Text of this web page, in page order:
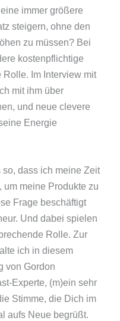
immer größere
steigern, ohne den
zu müssen? Bei
kostenpflichtige
Im Interview mit
mit ihm über
und neue clevere
Energie
dass ich meine Zeit
um meine Produkte zu
Frage beschäftigt
Und dabei spielen
Rolle. Zur
ich in diesem
von Gordon
Experte, (m)ein sehr
Stimme, die Dich im
aufs Neue begrüßt.